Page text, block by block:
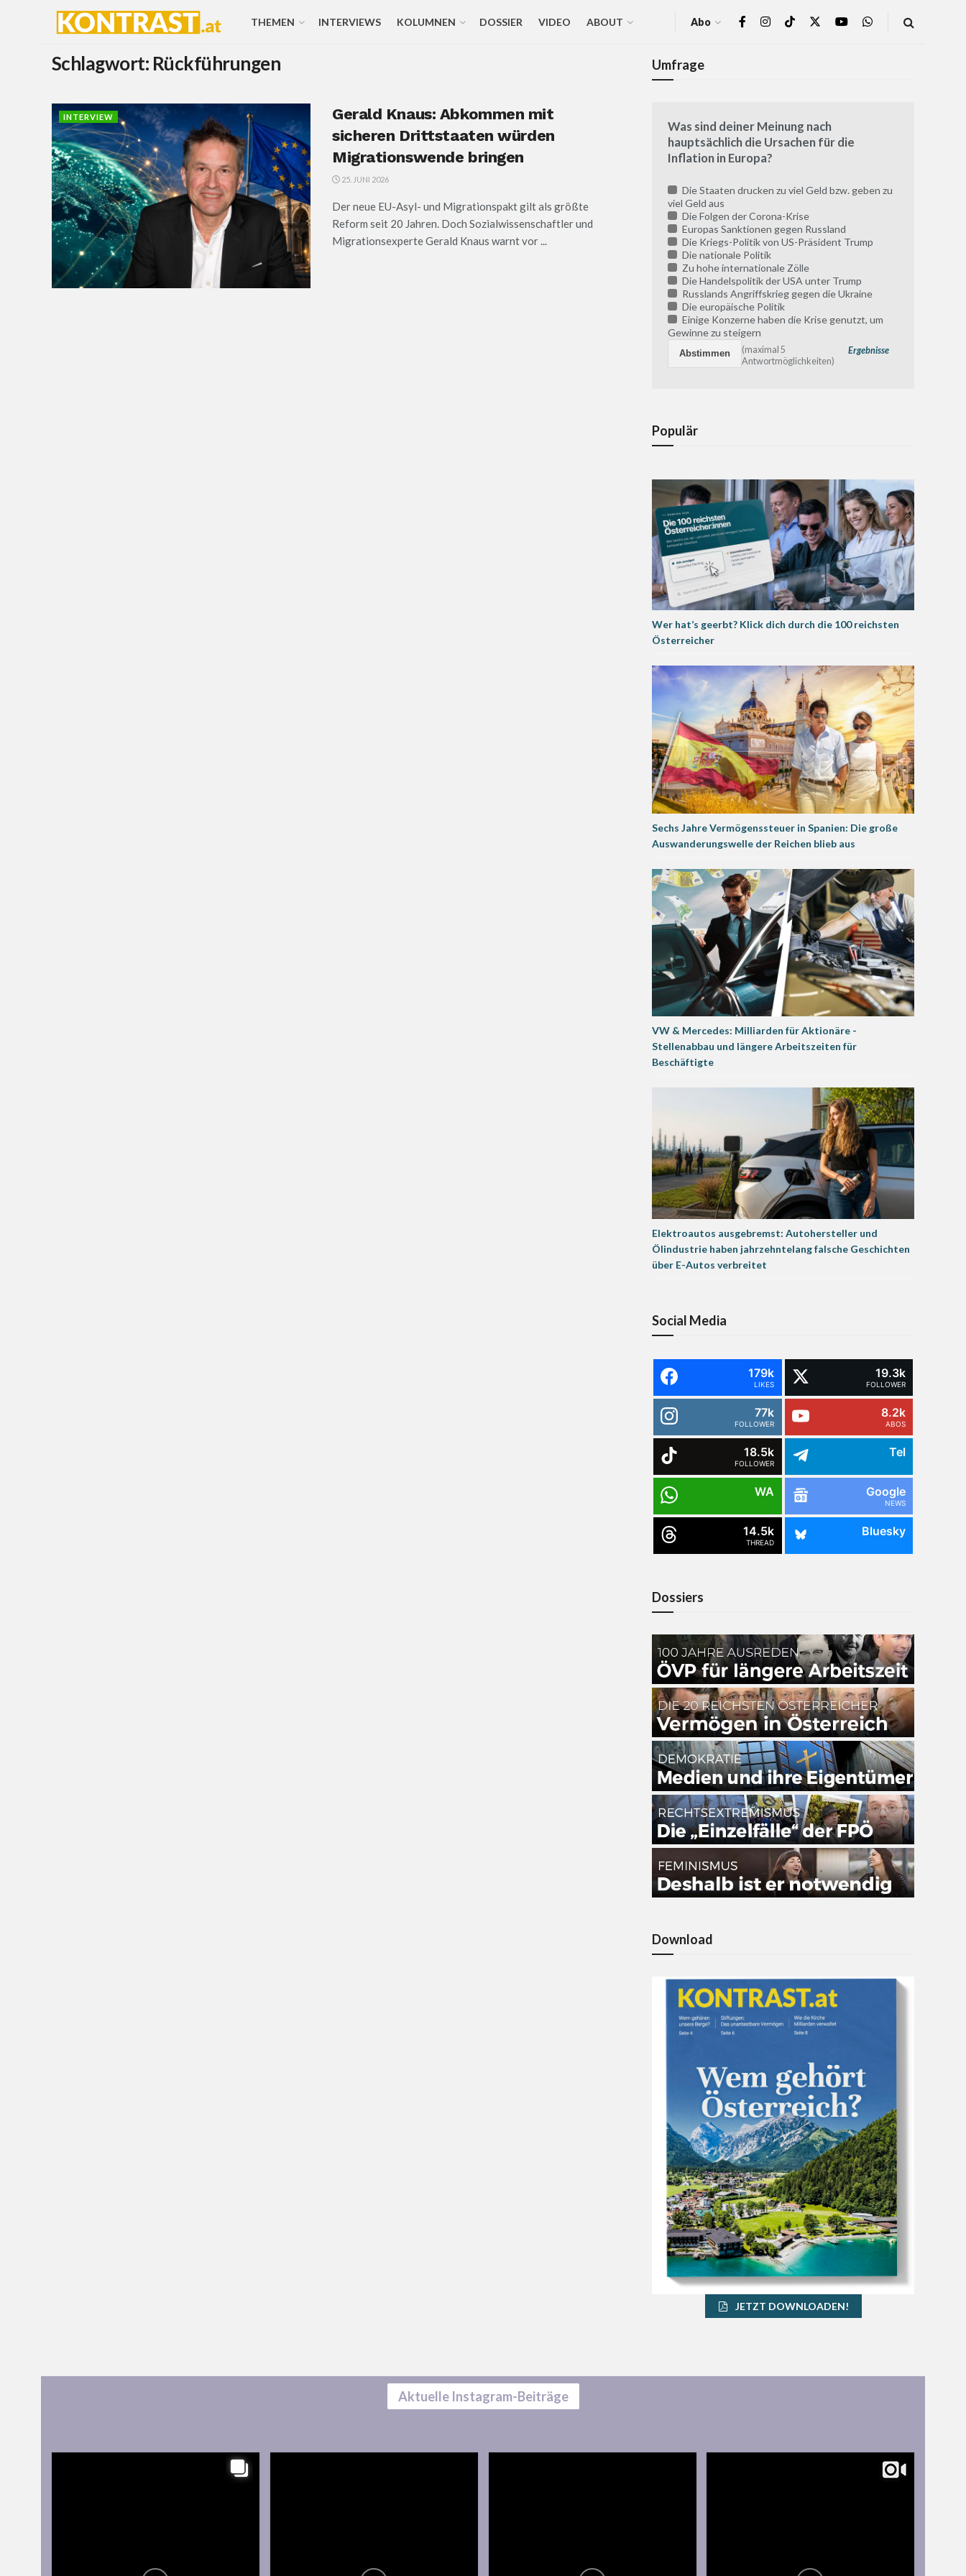
THEMEN INTERVIEWS KOLUMNEN DOSSIER VIDEO ABOUT Abo
Schlagwort: Rückführungen
INTERVIEW
Gerald Knaus: Abkommen mit
sicheren Drittstaaten würden
Migrationswende bringen
25. JUNI 2026
Der neue EU-Asyl- und Migrationspakt gilt als größte
Reform seit 20 Jahren. Doch Sozialwissenschaftler und
Migrationsexperte Gerald Knaus warnt vor ...
Umfrage
Was sind deiner Meinung nach
hauptsächlich die Ursachen für die
Inflation in Europa?
Die Staaten drucken zu viel Geld bzw. geben zu
viel Geld aus
Die Folgen der Corona-Krise
Europas Sanktionen gegen Russland
Die Kriegs-Politik von US-Präsident Trump
Die nationale Politik
Zu hohe internationale Zölle
Die Handelspolitik der USA unter Trump
Russlands Angriffskrieg gegen die Ukraine
Die europäische Politik
Einige Konzerne haben die Krise genutzt, um
Gewinne zu steigern
Ergebnisse
(maximal 5
Antwortmöglichkeiten)
Populär
Wer hat’s geerbt? Klick dich durch die 100 reichsten
Österreicher
Sechs Jahre Vermögenssteuer in Spanien: Die große
Auswanderungswelle der Reichen blieb aus
VW & Mercedes: Milliarden für Aktionäre -
Stellenabbau und längere Arbeitszeiten für
Beschäftigte
Elektroautos ausgebremst: Autohersteller und
Ölindustrie haben jahrzehntelang falsche Geschichten
über E-Autos verbreitet
Social Media
179k
LIKES
19.3k
FOLLOWER
77k
FOLLOWER
8.2k
ABOS
18.5k
FOLLOWER
Tel
WA Google
NEWS
14.5k
THREAD
Bluesky
Dossiers
Download
JETZT DOWNLOADEN!
Aktuelle Instagram-Beiträge